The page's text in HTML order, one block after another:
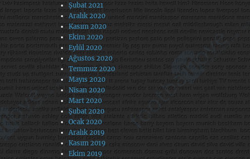
Şubat 2021
Aralık 2020
Kasım 2020
Ekim 2020
Eylül 2020
Ağustos 2020
Temmuz 2020
Mayıs 2020
Nisan 2020
Mart 2020
Şubat 2020
Ocak 2020
Aralık 2019
Kasım 2019
Ekim 2019